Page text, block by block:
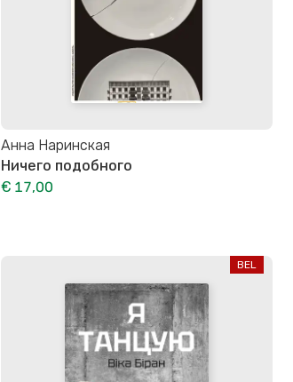
Анна Наринская
Ничего подобного
€ 17,00
BEL